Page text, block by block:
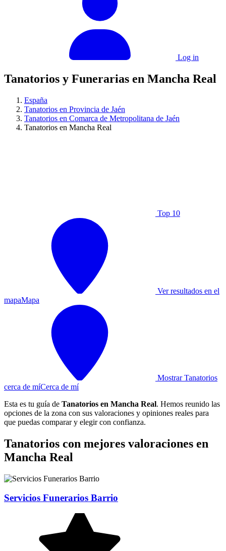
Log in
Tanatorios y Funerarias en Mancha Real
España
Tanatorios en Provincia de Jaén
Tanatorios en Comarca de Metropolitana de Jaén
Tanatorios en Mancha Real
Top 10
Ver resultados en el
mapaMapa
Mostrar Tanatorios
cerca de míCerca de mí
Esta es tu guía de Tanatorios en Mancha Real. Hemos reunido las
opciones de la zona con sus valoraciones y opiniones reales para
que puedas comparar y elegir con confianza.
Tanatorios con mejores valoraciones en
Mancha Real
Servicios Funerarios Barrio